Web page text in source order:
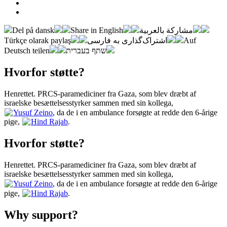
Del på dansk Share in English
مشاركة بالعربية
Türkçe olarak paylaş
اشتراک‌گذاری به فارسی
Auf
Deutsch teilen
שתף בעברית
Hvorfor støtte?
Henrettet. PRCS-paramediciner fra Gaza, som blev dræbt af
israelske besættelsesstyrker sammen med sin kollega,
Yusuf Zeino, da de i en ambulance forsøgte at redde den 6-årige
pige,
Hind Rajab.
Hvorfor støtte?
Henrettet. PRCS-paramediciner fra Gaza, som blev dræbt af
israelske besættelsesstyrker sammen med sin kollega,
Yusuf Zeino, da de i en ambulance forsøgte at redde den 6-årige
pige,
Hind Rajab.
Why support?